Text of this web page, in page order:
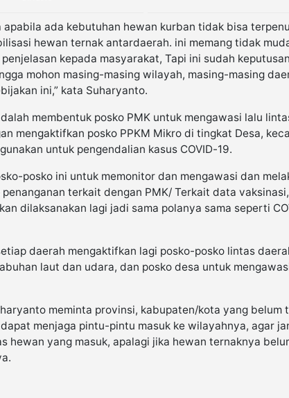
apabila ada kebutuhan hewan kurban tidak bisa
hewan ternak antardaerah. ini memang tidak
kepada masyarakat, Tapi ini sudah
mohon masing-masing wilayah, masing-masing
ini,” kata Suharyanto.
membentuk posko PMK untuk mengawasi lalu
mengaktifkan posko PPKM Mikro di tingkat Desa,
untuk pengendalian kasus COVID-19.
posko ini untuk memonitor dan mengawasi dan
terkait dengan PMK/ Terkait data
dilaksanakan lagi jadi sama polanya sama seperti
daerah mengaktifkan lagi posko-posko lintas
laut dan udara, dan posko desa untuk
meminta provinsi, kabupaten/kota yang belum
menjaga pintu-pintu masuk ke wilayahnya, agar
hewan yang masuk, apalagi jika hewan ternaknya